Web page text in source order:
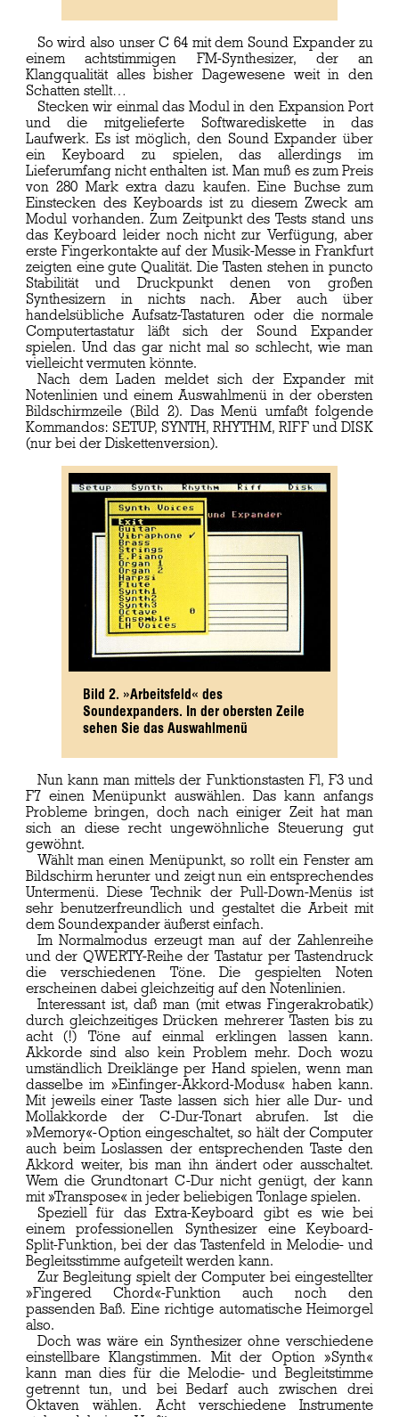
So wird also unser C 64 mit dem Sound Expander zu
einem achtstimmigen FM-Synthesizer, der an
Klangqualität alles bisher Dagewesene weit in den
Schatten stellt…
Stecken wir einmal das Modul in den Expansion Port
und die mitgelieferte Softwarediskette in das
Laufwerk. Es ist möglich, den Sound Expander über
ein Keyboard zu spielen, das allerdings im
Lieferumfang nicht enthalten ist. Man muß es zum Preis
von 280 Mark extra dazu kaufen. Eine Buchse zum
Einstecken des Keyboards ist zu diesem Zweck am
Modul vorhanden. Zum Zeitpunkt des Tests stand uns
das Keyboard leider noch nicht zur Verfügung, aber
erste Fingerkontakte auf der Musik-Messe in Frankfurt
zeigten eine gute Qualität. Die Tasten stehen in puncto
Stabilität und Druckpunkt denen von großen
Synthesizern in nichts nach. Aber auch über
handelsübliche Aufsatz-Tastaturen oder die normale
Computertastatur läßt sich der Sound Expander
spielen. Und das gar nicht mal so schlecht, wie man
vielleicht vermuten könnte.
Nach dem Laden meldet sich der Expander mit
Notenlinien und einem Auswahlmenü in der obersten
Bildschirmzeile (Bild 2). Das Menü umfaßt folgende
Kommandos: SETUP, SYNTH, RHYTHM, RIFF und DISK
(nur bei der Diskettenversion).
Bild 2. »Arbeitsfeld« des
Soundexpanders. In der obersten Zeile
sehen Sie das Auswahlmenü
Nun kann man mittels der Funktionstasten Fl, F3 und
F7 einen Menüpunkt auswählen. Das kann anfangs
Probleme bringen, doch nach einiger Zeit hat man
sich an diese recht ungewöhnliche Steuerung gut
gewöhnt.
Wählt man einen Menüpunkt, so rollt ein Fenster am
Bildschirm herunter und zeigt nun ein entsprechendes
Untermenü. Diese Technik der Pull-Down-Menüs ist
sehr benutzerfreundlich und gestaltet die Arbeit mit
dem Soundexpander äußerst einfach.
Im Normalmodus erzeugt man auf der Zahlenreihe
und der QWERTY-Reihe der Tastatur per Tastendruck
die verschiedenen Töne. Die gespielten Noten
erscheinen dabei gleichzeitig auf den Notenlinien.
Interessant ist, daß man (mit etwas Fingerakrobatik)
durch gleichzeitiges Drücken mehrerer Tasten bis zu
acht (!) Töne auf einmal erklingen lassen kann.
Akkorde sind also kein Problem mehr. Doch wozu
umständlich Dreiklänge per Hand spielen, wenn man
dasselbe im »Einfinger-Akkord-Modus« haben kann.
Mit jeweils einer Taste lassen sich hier alle Dur- und
Mollakkorde der C-Dur-Tonart abrufen. Ist die
»Memory«-Option eingeschaltet, so hält der Computer
auch beim Loslassen der entsprechenden Taste den
Akkord weiter, bis man ihn ändert oder ausschaltet.
Wem die Grundtonart C-Dur nicht genügt, der kann
mit »Transpose« in jeder beliebigen Tonlage spielen.
Speziell für das Extra-Keyboard gibt es wie bei
einem professionellen Synthesizer eine Keyboard-
Split-Funktion, bei der das Tastenfeld in Melodie- und
Begleitsstimme aufgeteilt werden kann.
Zur Begleitung spielt der Computer bei eingestellter
»Fingered Chord«-Funktion auch noch den
passenden Baß. Eine richtige automatische Heimorgel
also.
Doch was wäre ein Synthesizer ohne verschiedene
einstellbare Klangstimmen. Mit der Option »Synth«
kann man dies für die Melodie- und Begleitstimme
getrennt tun, und bei Bedarf auch zwischen drei
Oktaven wählen. Acht verschiedene Instrumente